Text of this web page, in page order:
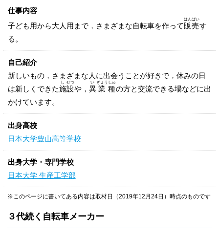
仕事内容
子ども用から大人用まで，さまざまな自転車を作って販
はん
売
ばい
す
る。
自己紹介
新しいもの，さまざまな人に出会うことが好きで，休みの日
は新しくできた施
し
設
せつ
や， 異
い
業
ぎょう
種
しゅ
の方と交流できる場などに出
かけています。
出身高校
日本大学豊山高等学校
出身大学・専門学校
日本大学 生産工学部
※このページに書いてある内容は取材日（2019年12月24日）時点のものです
３代続く自転車メーカー